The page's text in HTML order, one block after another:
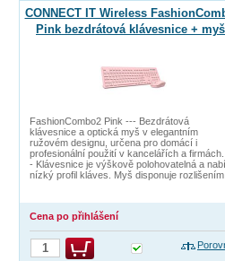
CONNECT IT Wireless
Pink bezdrátová klávesnice + myš
FashionCombo2 Pink --- Bezdrátová
klávesnice a optická myš v elegantním
ružovém designu, určena pro domácí i
profesionální použití v kancelářích a
- Klávesnice je výškově polohovatelná a
nízký profil kláves. Myš disponuje rozlišením
Cena po přihlášení